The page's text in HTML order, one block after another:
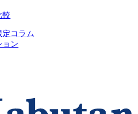
較
定コラム
ョン